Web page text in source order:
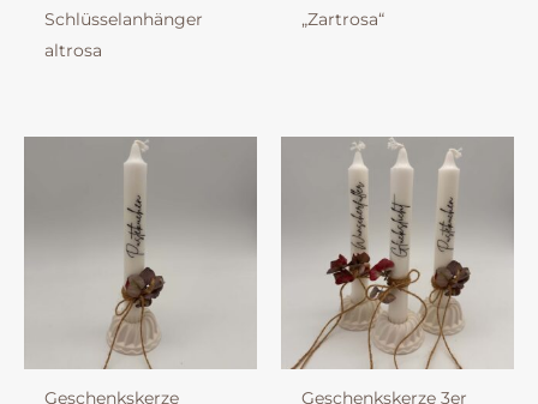
Schlüsselanhänger
altrosa
„Zartrosa“
Geschenkskerze
Geschenkskerze 3er